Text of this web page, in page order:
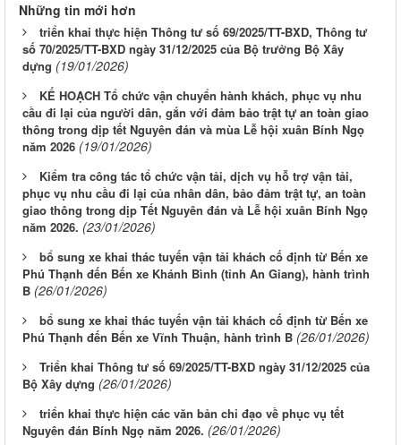
Những tin mới hơn
triển khai thực hiện Thông tư số 69/2025/TT-BXD, Thông tư
số 70/2025/TT-BXD ngày 31/12/2025 của Bộ trưởng Bộ Xây
dựng (19/01/2026)
KẾ HOẠCH Tổ chức vận chuyển hành khách, phục vụ nhu
cầu đi lại của người dân, gắn với đảm bảo trật tự an toàn giao
thông trong dịp tết Nguyên đán và mùa Lễ hội xuân Bính Ngọ
năm 2026 (19/01/2026)
Kiểm tra công tác tổ chức vận tải, dịch vụ hỗ trợ vận tải,
phục vụ nhu cầu đi lại của nhân dân, bảo đảm trật tự, an toàn
giao thông trong dịp Tết Nguyên đán và Lễ hội xuân Bính Ngọ
năm 2026. (23/01/2026)
bổ sung xe khai thác tuyến vận tải khách cố định từ Bến xe
Phú Thạnh đến Bến xe Khánh Bình (tỉnh An Giang), hành trình
B (26/01/2026)
bổ sung xe khai thác tuyến vận tải khách cố định từ Bến xe
Phú Thạnh đến Bến xe Vĩnh Thuận, hành trình B (26/01/2026)
Triển khai Thông tư số 69/2025/TT-BXD ngày 31/12/2025 của
Bộ Xây dựng (26/01/2026)
triển khai thực hiện các văn bản chỉ đạo về phục vụ tết
Nguyên đán Bính Ngọ năm 2026. (26/01/2026)